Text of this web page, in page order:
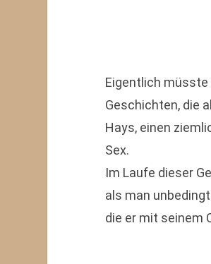
Eigentlich müsste
Geschichten, die
Hays, einen
Sex.
Im Laufe dieser
als man
die er mit seinem